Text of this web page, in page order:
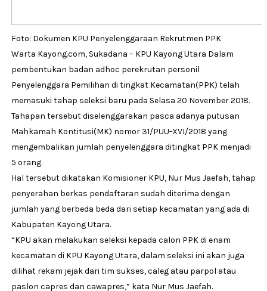
Foto: Dokumen KPU Penyelenggaraan Rekrutmen PPK
Warta Kayong.com, Sukadana – KPU Kayong Utara Dalam
pembentukan badan adhoc perekrutan personil
Penyelenggara Pemilihan di tingkat Kecamatan(PPK) telah
memasuki tahap seleksi baru pada Selasa 20 November 2018.
Tahapan tersebut diselenggarakan pasca adanya putusan
Mahkamah Kontitusi(MK) nomor 31/PUU-XVI/2018 yang
mengembalikan jumlah penyelenggara ditingkat PPK menjadi
5 orang.
Hal tersebut dikatakan Komisioner KPU, Nur Mus Jaefah, tahap
penyerahan berkas pendaftaran sudah diterima dengan
jumlah yang berbeda beda dari setiap kecamatan yang ada di
Kabupaten Kayong Utara.
“KPU akan melakukan seleksi kepada calon PPK di enam
kecamatan di KPU Kayong Utara, dalam seleksi ini akan juga
dilihat rekam jejak dari tim sukses, caleg atau parpol atau
paslon capres dan cawapres,” kata Nur Mus Jaefah.